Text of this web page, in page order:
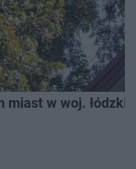
miast w woj.